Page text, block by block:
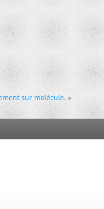
sur molécule. »